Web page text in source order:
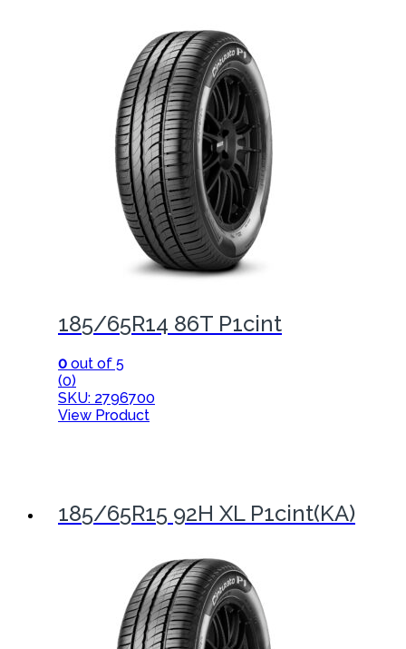
185/65R14 86T P1cint
0 out of 5
(0)
SKU: 2796700
View Product
185/65R15 92H XL P1cint(KA)